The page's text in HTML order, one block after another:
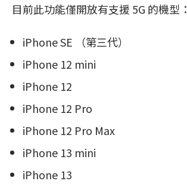
目前此功能僅開放有支援 5G 的機型：
iPhone SE （第三代）
iPhone 12 mini
iPhone 12
iPhone 12 Pro
iPhone 12 Pro Max
iPhone 13 mini
iPhone 13